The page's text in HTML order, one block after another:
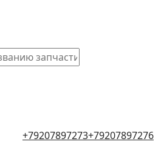
+79207897273+79207897276